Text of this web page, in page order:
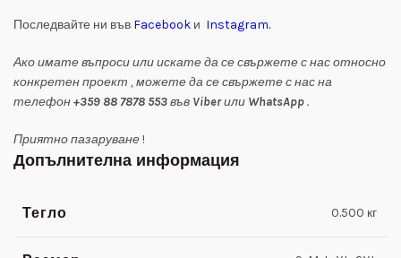
Последвайте ни във Facebook и Instagram.
Ако имате въпроси или искате да се свържете с нас относно
конкретен проект , можете да се свържете с нас на
телефон+359 88 7878 553във Viberили WhatsApp.
Приятно пазаруване!
Допълнителна информация
Тегло 0.500 кг